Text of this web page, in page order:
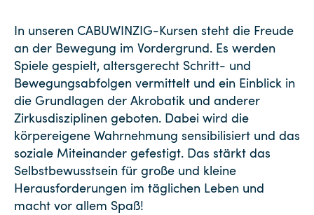
In unseren CABUWINZIG-Kursen steht die Freude
an der Bewegung im Vordergrund. Es werden
Spiele gespielt, altersgerecht Schritt- und
Bewegungsabfolgen vermittelt und ein Einblick in
die Grundlagen der Akrobatik und anderer
Zirkusdisziplinen geboten. Dabei wird die
körpereigene Wahrnehmung sensibilisiert und das
soziale Miteinander gefestigt. Das stärkt das
Selbstbewusstsein für große und kleine
Herausforderungen im täglichen Leben und
macht vor allem Spaß!